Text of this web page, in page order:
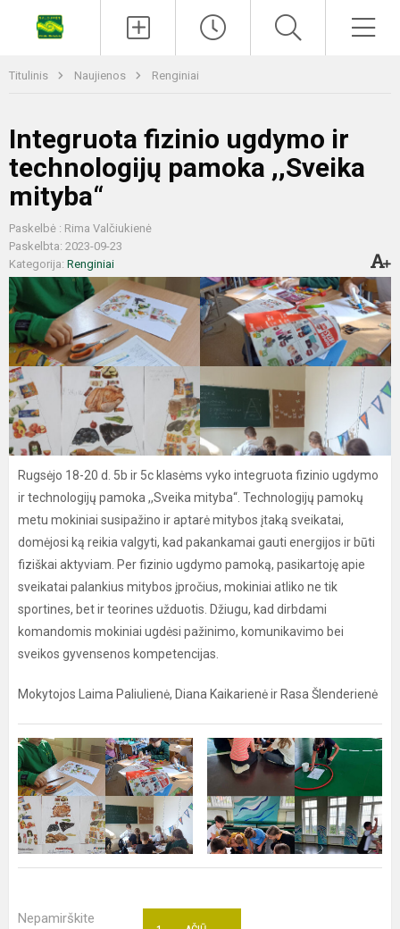
Titulinis Naujienos Renginiai
Integruota fizinio ugdymo ir
technologijų pamoka ,,Sveika
mityba“
Paskelbė : Rima Valčiukienė
Paskelbta: 2023-09-23
Kategorija: Renginiai
Rugsėjo 18-20 d. 5b ir 5c klasėms vyko integruota fizinio ugdymo
ir technologijų pamoka ,,Sveika mityba“. Technologijų pamokų
metu mokiniai susipažino ir aptarė mitybos įtaką sveikatai,
domėjosi ką reikia valgyti, kad pakankamai gauti energijos ir būti
fiziškai aktyviam. Per fizinio ugdymo pamoką, pasikartoję apie
sveikatai palankius mitybos įpročius, mokiniai atliko ne tik
sportines, bet ir teorines užduotis. Džiugu, kad dirbdami
komandomis mokiniai ugdėsi pažinimo, komunikavimo bei
sveikos gyvensenos kompetencijas.
Mokytojos Laima Paliulienė, Diana Kaikarienė ir Rasa Šlenderienė
Nepamirškite